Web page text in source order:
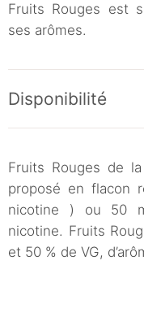
Fruits Rouges est
ses arômes.
Disponibilité
Fruits Rouges de
proposé en flacon
nicotine ) ou 50
nicotine. Fruits
et 50 % de VG,